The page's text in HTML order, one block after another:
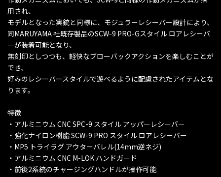
用され、
モデルとなった実銃と同様に、モジュラーレシーバー設計により、
同MARUYAMA 社既存製品のSCW-9 PRO-Gスタイル ロアレシーバ
ーが装着可能となり、
無刻印としつつも、軽快なブローバックアクションを楽しむことが
でき、
好みのレシーバースタイルで遊べるように配慮されたアイテムとな
ります。
特徴
・アルミニウム CNC SPC-9 スタイル アッパーレシーバー
・強化ナイロン樹脂 SCW-9 PRO スタイル ロアレシーバー
・MP5 トライラグ アウターバレル(14mm逆ネジ)
・アルミニウム CNC M-LOK ハンドガード
・前後2系統のチャージングハンドルが操作可能